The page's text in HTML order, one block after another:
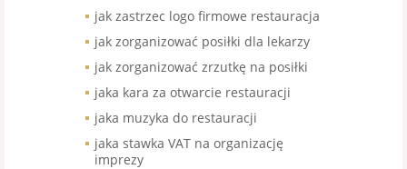
jak zastrzec logo firmowe restauracja
jak zorganizować posiłki dla lekarzy
jak zorganizować zrzutkę na posiłki
jaka kara za otwarcie restauracji
jaka muzyka do restauracji
jaka stawka VAT na organizację
imprezy